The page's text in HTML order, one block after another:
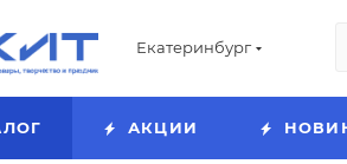
Екатеринбург
АКЦИИ